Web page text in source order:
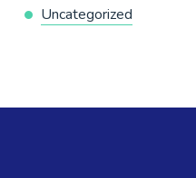
Uncategorized